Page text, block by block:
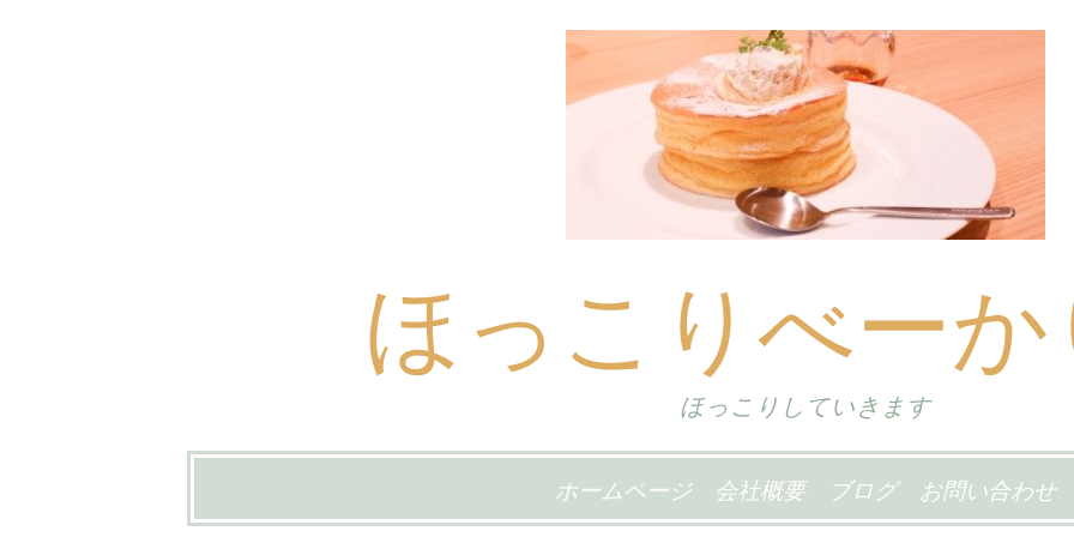
ほっこりべー
ほっこりしていきます
ン
ホームページ 会社概要 ブログ お問い合わせ